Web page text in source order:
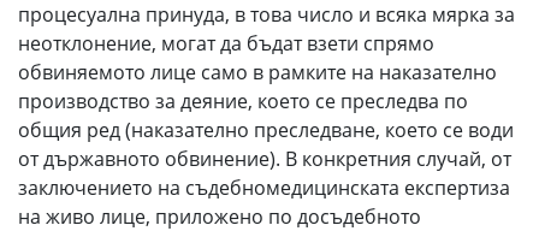
процесуална принуда, в това число и всяка мярка за
неотклонение, могат да бъдат взети спрямо
обвиняемото лице само в рамките на наказателно
производство за деяние, което се преследва по
общия ред (наказателно преследване, което се води
от държавното обвинение). В конкретния случай, от
заключението на съдебномедицинската експертиза
на живо лице, приложено по досъдебното